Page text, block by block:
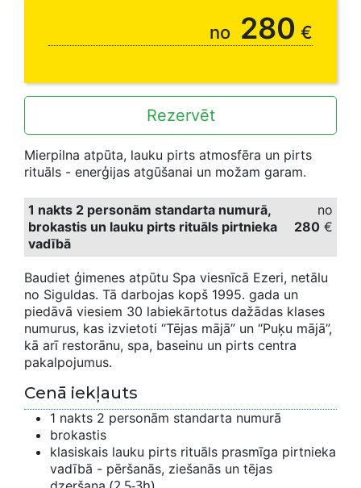
no 280 €
Rezervēt
Mierpilna atpūta, lauku pirts atmosfēra un pirts
rituāls - enerģijas atgūšanai un možam garam.
1 nakts 2 personām standarta numurā,
brokastis un lauku pirts rituāls pirtnieka
vadībā
no
280 €
Baudiet ģimenes atpūtu Spa viesnīcā Ezeri, netālu
no Siguldas. Tā darbojas kopš 1995. gada un
piedāvā viesiem 30 labiekārtotus dažādas klases
numurus, kas izvietoti “Tējas mājā” un “Puķu mājā”,
kā arī restorānu, spa, baseinu un pirts centra
pakalpojumus.
Cenā iekļauts
1 nakts 2 personām standarta numurā
brokastis
klasiskais lauku pirts rituāls prasmīga pirtnieka
vadībā - pēršanās, ziešanās un tējas